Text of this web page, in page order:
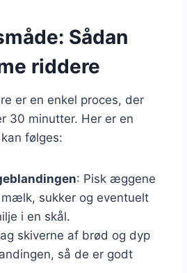
Sådan
riddere
er en enkel proces, der
30 minutter. Her er en
følges:
: Pisk æggene
sukker og eventuelt
i en skål.
skiverne af brød og dyp
så de er godt